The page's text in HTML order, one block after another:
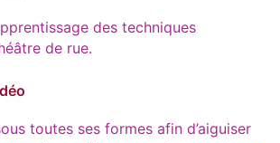
des techniques
de rue.
toutes ses formes afin d’aiguiser